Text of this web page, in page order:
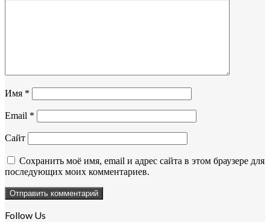
Имя *
Email *
Сайт
Сохранить моё имя, email и адрес сайта в этом браузере для
последующих моих комментариев.
Follow Us